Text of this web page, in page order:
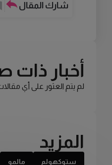
شارك المقال
أخبار ذات
لم يتم العثور على أي
المزيد
ستوكهولم مالمو